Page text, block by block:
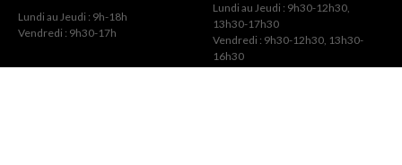
Lundi au Jeudi : 9h-18h
Vendredi : 9h30-17h
Lundi au Jeudi : 9h30-12h30,
13h30-17h30
Vendredi : 9h30-12h30, 13h30-
16h30